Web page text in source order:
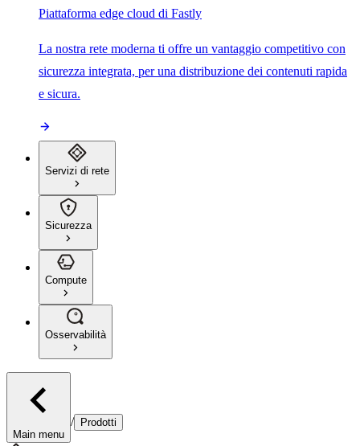
Piattaforma edge cloud di Fastly
La nostra rete moderna ti offre un vantaggio competitivo con
sicurezza integrata, per una distribuzione dei contenuti rapida
e sicura.
Servizi di rete
Sicurezza
Compute
Osservabilità
Main menu
/ Prodotti